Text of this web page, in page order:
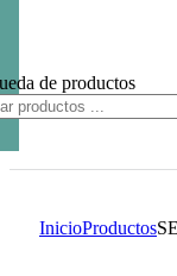
de productos
InicioProductos